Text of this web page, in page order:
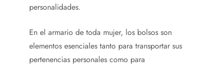
personalidades.
En el armario de toda mujer, los bolsos son
elementos esenciales tanto para transportar sus
pertenencias personales como para